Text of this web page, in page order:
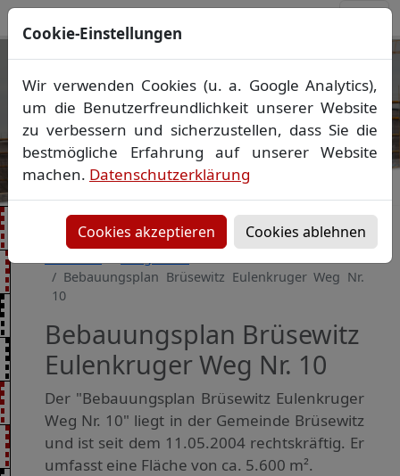
Ihr Vermessungsbüro in
Mecklenburg-Vorpommern
Wir vermessen Ihr Grundstück
Lageplan Absteckung▪Bauvermessung ▪
Gebäudeeinmessung
Grenzfeststellung▪Amtliche Auskünfte und
Vorheriges Bild
Bebauungsplan Brüsewitz Eulenkruger Weg Nr.
10
Bebauungsplan Brüsewitz
Eulenkruger Weg Nr. 10
Der "Bebauungsplan Brüsewitz Eulenkruger
Weg Nr. 10" liegt in der Gemeinde Brüsewitz
und ist seit dem 11.05.2004 rechtskräftig. Er
umfasst eine Fläche von ca. 5.600 m².
Cookie-Einstellungen
Wir verwenden Cookies (u. a. Google Analytics),
um die Benutzerfreundlichkeit unserer Website
zu verbessern und sicherzustellen, dass Sie die
bestmögliche Erfahrung auf unserer Website
machen. Datenschutzerklärung
Cookies akzeptieren Cookies ablehnen